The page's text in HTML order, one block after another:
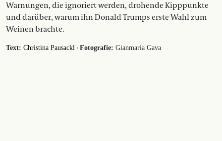
Warnungen, die ignoriert werden, drohende Kipppunkte
und darüber, warum ihn Donald Trumps erste Wahl zum
Weinen brachte.
Text: Christina Pausackl · Fotografie: Gianmaria Gava